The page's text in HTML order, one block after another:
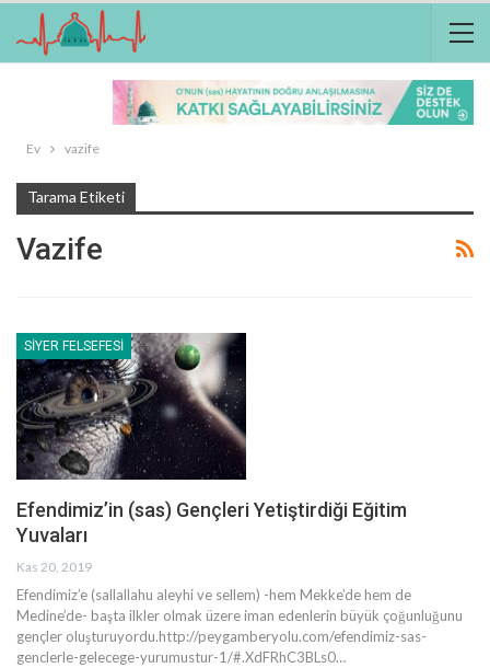
Ev vazife
Tarama Etiketi
Vazife
SIYER FELSEFESI
Efendimiz’in (sas) Gençleri Yetiştirdiği Eğitim
Yuvaları
Kas 20, 2019
Efendimiz’e (sallallahu aleyhi ve sellem) -hem Mekke’de hem de
Medine’de- başta ilkler olmak üzere iman edenlerin büyük çoğunluğunu
gençler oluşturuyordu.http://peygamberyolu.com/efendimiz-sas-
genclerle-gelecege-yurumustur-1/#.XdFRhC3BLs0…